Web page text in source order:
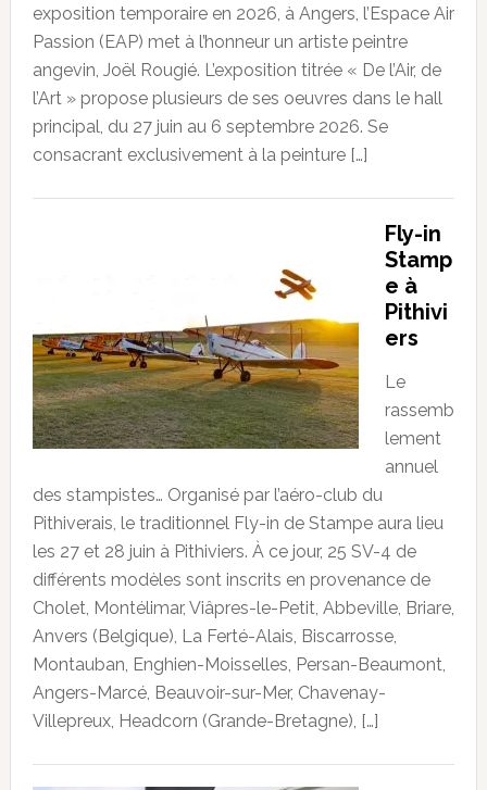
exposition temporaire en 2026, à Angers, l’Espace Air
Passion (EAP) met à l’honneur un artiste peintre
angevin, Joël Rougié. L’exposition titrée « De l’Air, de
l’Art » propose plusieurs de ses oeuvres dans le hall
principal, du 27 juin au 6 septembre 2026. Se
consacrant exclusivement à la peinture […]
Fly-in
Stamp
e à
Pithivi
ers
Le
rassemb
lement
annuel
des stampistes… Organisé par l’aéro-club du
Pithiverais, le traditionnel Fly-in de Stampe aura lieu
les 27 et 28 juin à Pithiviers. À ce jour, 25 SV-4 de
différents modèles sont inscrits en provenance de
Cholet, Montélimar, Viâpres-le-Petit, Abbeville, Briare,
Anvers (Belgique), La Ferté-Alais, Biscarrosse,
Montauban, Enghien-Moisselles, Persan-Beaumont,
Angers-Marcé, Beauvoir-sur-Mer, Chavenay-
Villepreux, Headcorn (Grande-Bretagne), […]